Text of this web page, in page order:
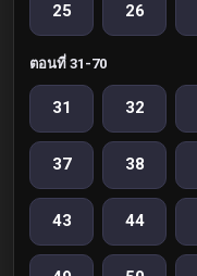
25 26
ตอนที่ 31-70
31 32
37 38
43 44